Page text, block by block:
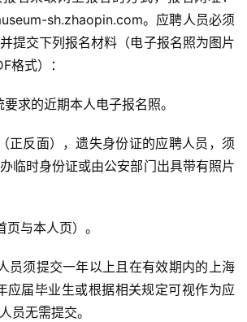
sh.zhaopin.com。应聘人员必须
提交下列报名材料（电子报名照为图片
格式）：
要求的近期本人电子报名照。
正反面），遗失身份证的应聘人员，须
临时身份证或由公安部门出具带有照片
页与本人页）。
员须提交一年以上且在有效期内的上海
应届毕业生或根据相关规定可视作为应
员无需提交。